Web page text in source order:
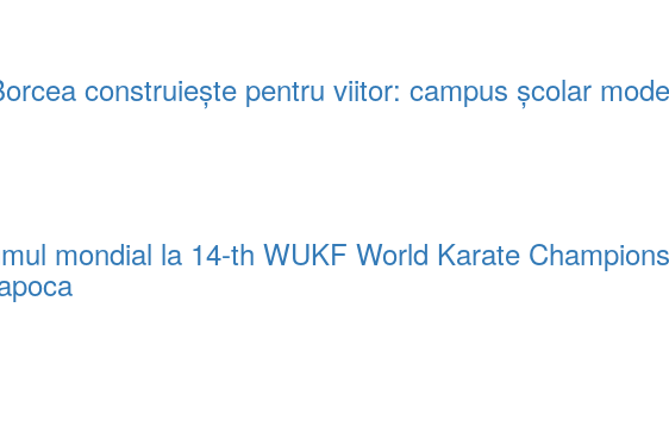
construiește pentru viitor: campus școlar
mondial la 14-th WUKF World Karate